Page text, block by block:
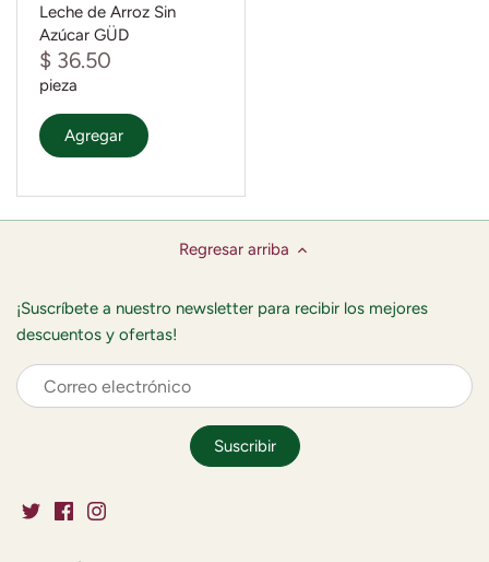
Leche de Arroz Sin
Azúcar GÜD
$ 36.50
pieza
Agregar
Regresar arriba
¡Suscríbete a nuestro newsletter para recibir los mejores
descuentos y ofertas!